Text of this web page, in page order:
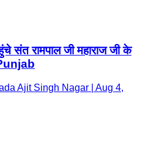
संत रामपाल जी महाराज जी के
Ajit Singh Nagar | Aug 4,